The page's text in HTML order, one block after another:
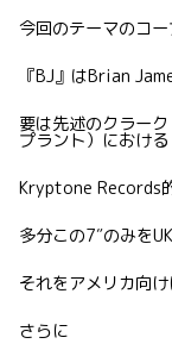
今回のテーマのコ
『BJ』はBrian
要は先述のクラー
プラント）における
Kryptone Records
多分この7″のみを
それをアメリカ向
さらに